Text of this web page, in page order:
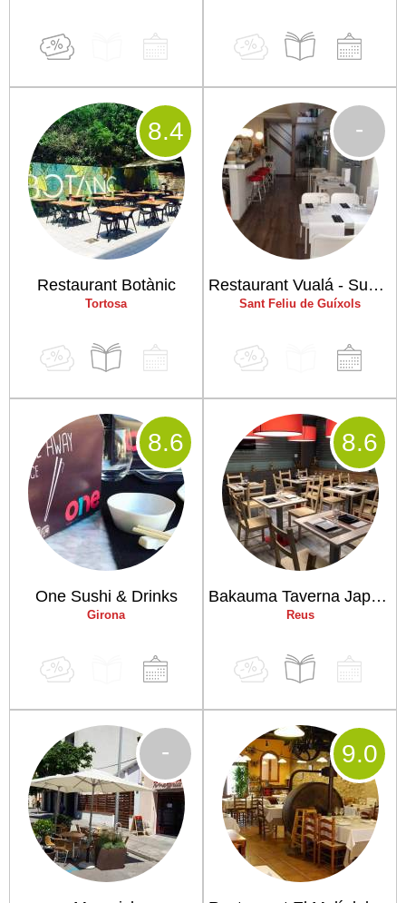
Restaurant Botànic
Tortosa
8.4
Restaurant Vualá - Sushi House
Sant Feliu de Guíxols
-
One Sushi & Drinks
Girona
8.6
Bakauma Taverna Japonesa
Reus
8.6
- 9.0